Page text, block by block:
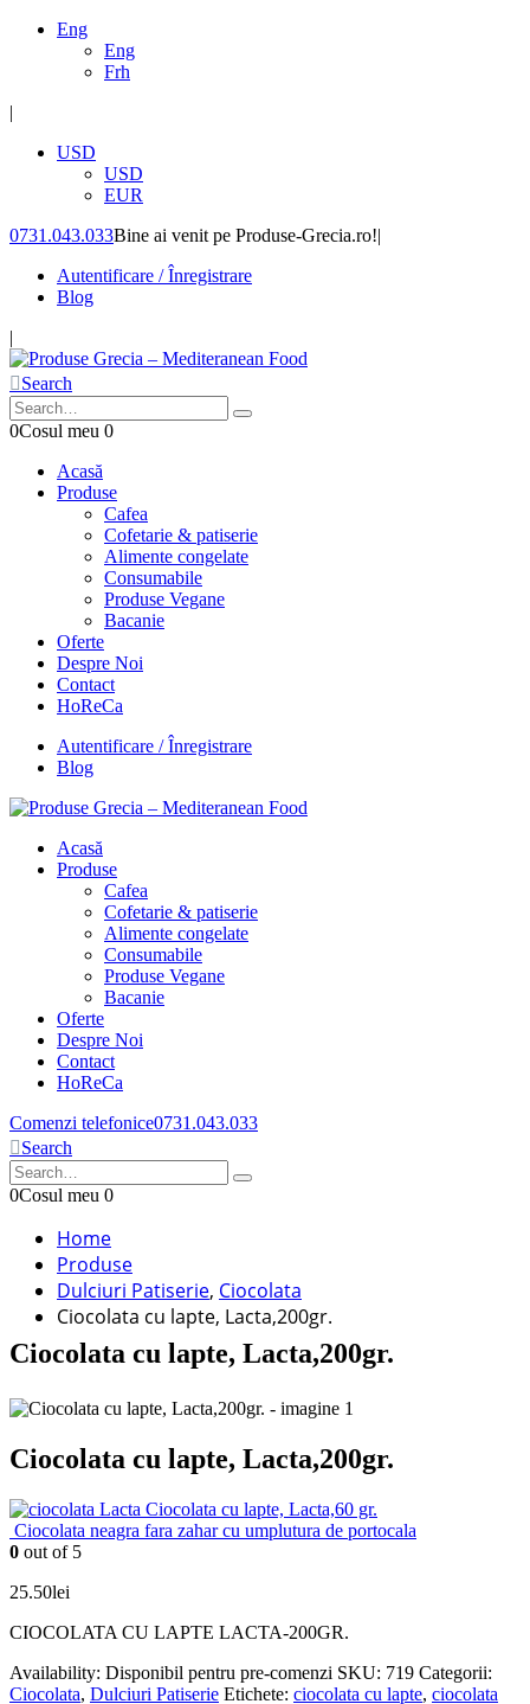
Eng
Eng
Frh
|
USD
USD
EUR
0731.043.033Bine ai venit pe Produse-Grecia.ro!|
Autentificare / Înregistrare
Blog
|
Search
0Cosul meu 0
Acasă
Produse
Cafea
Cofetarie & patiserie
Alimente congelate
Consumabile
Produse Vegane
Bacanie
Oferte
Despre Noi
Contact
HoReCa
Autentificare / Înregistrare
Blog
Acasă
Produse
Cafea
Cofetarie & patiserie
Alimente congelate
Consumabile
Produse Vegane
Bacanie
Oferte
Despre Noi
Contact
HoReCa
Comenzi telefonice0731.043.033
Search
0Cosul meu 0
Home
Produse
Dulciuri Patiserie, Ciocolata
Ciocolata cu lapte, Lacta,200gr.
Ciocolata cu lapte, Lacta,200gr.
Ciocolata cu lapte, Lacta,200gr.
Ciocolata cu lapte, Lacta,60 gr.
Ciocolata neagra fara zahar cu umplutura de portocala
0 out of 5
25.50lei
CIOCOLATA CU LAPTE LACTA-200GR.
Availability: Disponibil pentru pre-comenzi SKU: 719 Categorii:
Ciocolata, Dulciuri Patiserie Etichete: ciocolata cu lapte, ciocolata